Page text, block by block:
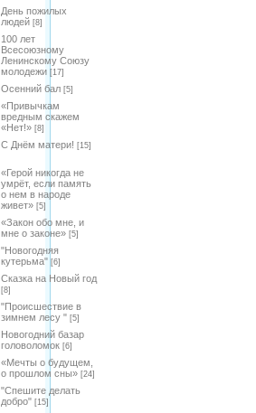
День пожилых
людей [8]
100 лет
Всесоюзному
Ленинскому Союзу
молодежи [17]
Осенний бал [5]
«Привычкам
вредным скажем
«Нет!» [8]
С Днём матери! [15]
«Герой никогда не
умрёт, если память
о нем в народе
живет» [5]
«Закон обо мне, и
мне о законе» [5]
"Новогодняя
кутерьма" [6]
Сказка на Новый год
[8]
"Происшествие в
зимнем лесу " [5]
Новогодний базар
головоломок [6]
«Мечты о будущем,
о прошлом сны» [24]
"Спешите делать
добро" [15]